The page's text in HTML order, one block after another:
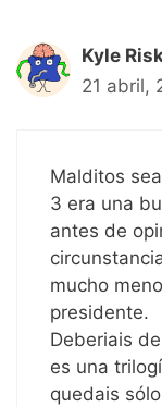
Kyle
21 abril,
Malditos
3 era una
antes de
mucho
presidente.
Deberiais
es una
quedais